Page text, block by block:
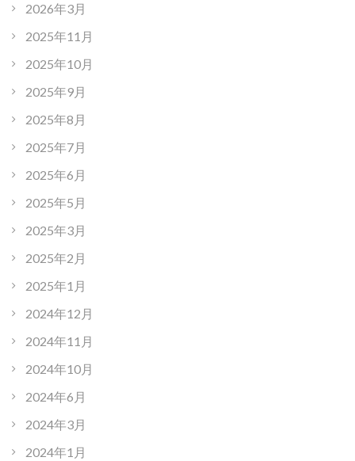
2026年3月
2025年11月
2025年10月
2025年9月
2025年8月
2025年7月
2025年6月
2025年5月
2025年3月
2025年2月
2025年1月
2024年12月
2024年11月
2024年10月
2024年6月
2024年3月
2024年1月